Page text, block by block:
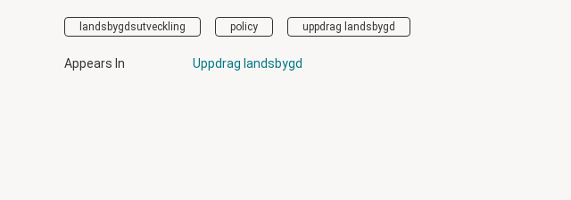
landsbygdsutveckling policy uppdrag landsbygd
Appears In Uppdrag landsbygd